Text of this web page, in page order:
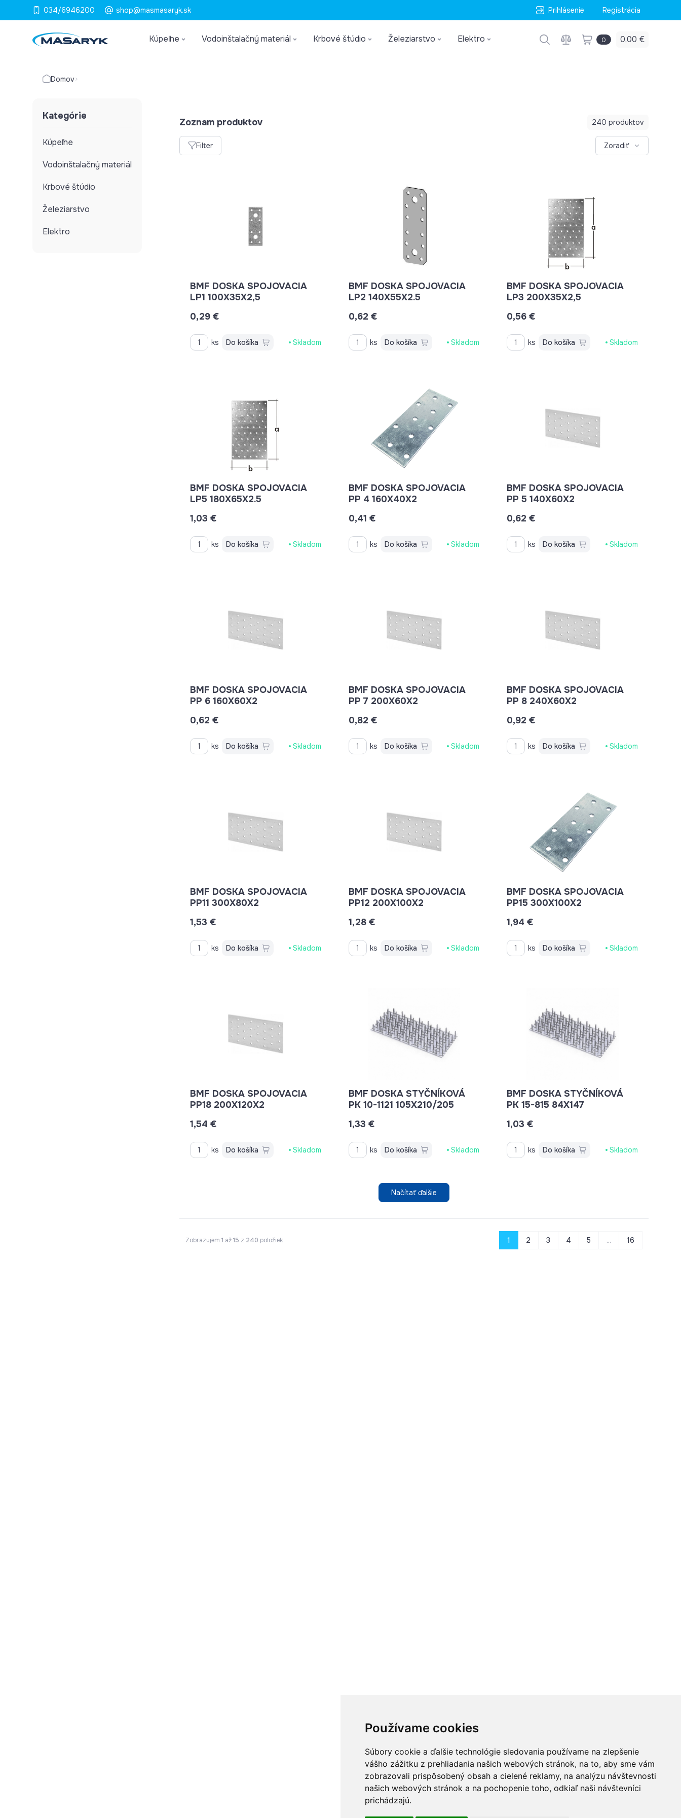
Používame cookies
Súbory cookie a ďalšie technológie sledovania používame na zlepšenie
vášho zážitku z prehliadania našich webových stránok, na to, aby sme vám
zobrazovali prispôsobený obsah a cielené reklamy, na analýzu návštevnosti
našich webových stránok a na pochopenie toho, odkiaľ naši návštevníci
prichádzajú.
034/6946200 shop@masmasaryk.sk Prihlásenie Registrácia
Kúpeľne Vodoinštalačný materiál Krbové štúdio Železiarstvo Elektro 0 0,00 €
Domov
Kategórie
Kúpeľne
Vodoinštalačný materiál
Krbové štúdio
Železiarstvo
Elektro
Zoznam produktov 240 produktov
Filter Zoradiť
BMF DOSKA SPOJOVACIA
LP1 100X35X2,5
0,29 €
ks Do košíka Skladom
BMF DOSKA SPOJOVACIA
LP2 140X55X2.5
0,62 €
ks Do košíka Skladom
BMF DOSKA SPOJOVACIA
LP3 200X35X2,5
0,56 €
ks Do košíka Skladom
BMF DOSKA SPOJOVACIA
LP5 180X65X2.5
1,03 €
ks Do košíka Skladom
BMF DOSKA SPOJOVACIA
PP 4 160X40X2
0,41 €
ks Do košíka Skladom
BMF DOSKA SPOJOVACIA
PP 5 140X60X2
0,62 €
ks Do košíka Skladom
BMF DOSKA SPOJOVACIA
PP 6 160X60X2
0,62 €
ks Do košíka Skladom
BMF DOSKA SPOJOVACIA
PP 7 200X60X2
0,82 €
ks Do košíka Skladom
BMF DOSKA SPOJOVACIA
PP 8 240X60X2
0,92 €
ks Do košíka Skladom
BMF DOSKA SPOJOVACIA
PP11 300X80X2
1,53 €
ks Do košíka Skladom
BMF DOSKA SPOJOVACIA
PP12 200X100X2
1,28 €
ks Do košíka Skladom
BMF DOSKA SPOJOVACIA
PP15 300X100X2
1,94 €
ks Do košíka Skladom
BMF DOSKA SPOJOVACIA
PP18 200X120X2
1,54 €
ks Do košíka Skladom
BMF DOSKA STYČNÍKOVÁ
PK 10-1121 105X210/205
1,33 €
ks Do košíka Skladom
BMF DOSKA STYČNÍKOVÁ
PK 15-815 84X147
1,03 €
ks Do košíka Skladom
Načítať ďalšie
Zobrazujem 1 až15 z 240 položiek 1 2 3 4 5 ... 16